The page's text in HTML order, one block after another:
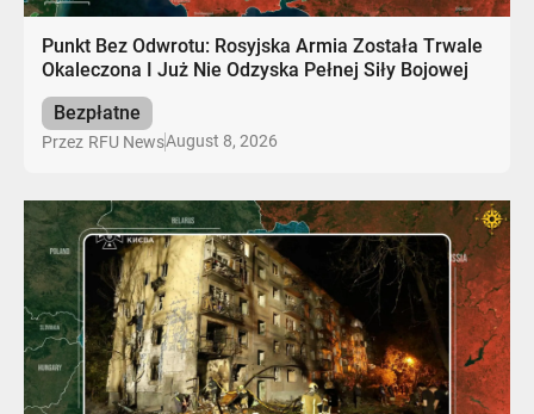
Punkt Bez Odwrotu: Rosyjska Armia Została Trwale
Okaleczona I Już Nie Odzyska Pełnej Siły Bojowej
Bezpłatne
Przez RFU NewsAugust 8, 2026